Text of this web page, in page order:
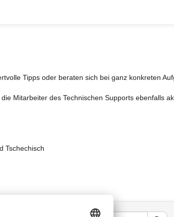
Tipps oder beraten sich bei ganz konkreten
Mitarbeiter des Technischen Supports ebenfalls
Tschechisch